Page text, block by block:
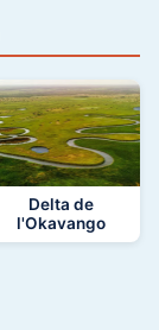
Delta de
l'Okavango